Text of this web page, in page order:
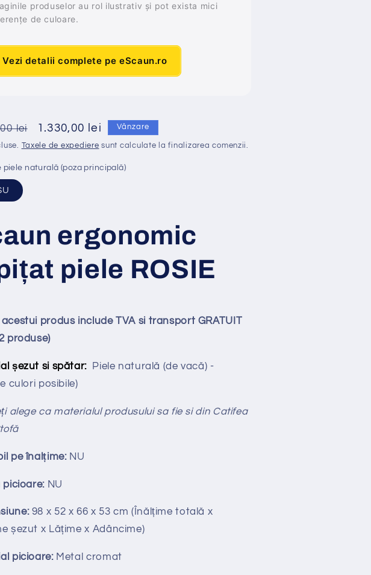
produselor au rol ilustrativ și pot exista mici
de culoare.
Vezi detalii complete pe eScaun.ro
lei
Preț
redus
1.330,00 lei Vânzare
Taxele de expediere sunt calculate la finalizarea comenzii.
piele naturală (poza principală)
ergonomic
țat piele ROSIE
acestui produs include TVA si transport GRATUIT
produse)
șezut si spătar:
Piele naturală (de vacă) -
culori posibile)
alege ca materialul produsului sa fie si din Catifea
peînalțime: NU
picioare: NU
98 x 52 x 66 x 53 cm (Înălțime totală x
șezut x Lățime x Adâncime)
picioare: Metal cromat